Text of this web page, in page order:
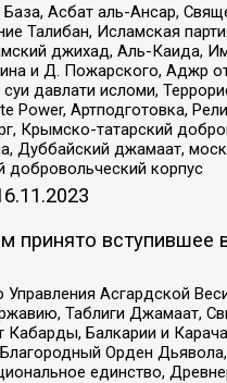
Асбат аль-Ансар,
Талибан, Исламская
джихад, Аль-Каида,
и Д. Пожарского, Аджр
давлати исломи,
Артподготовка,
Крымско-татарский
Дуббайский джамаат,
корпус
принято вступившее
Асгардской
Таблиги Джамаат,
Балкарии и
Орден
единство,